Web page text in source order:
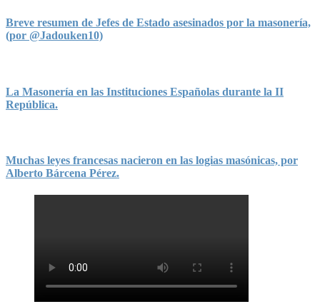
Breve resumen de Jefes de Estado asesinados por la masonería,
(por @Jadouken10)
La Masonería en las Instituciones Españolas durante la II
República.
Muchas leyes francesas nacieron en las logias masónicas, por
Alberto Bárcena Pérez.